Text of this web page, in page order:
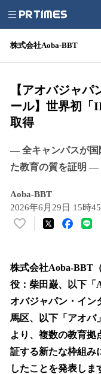
株式会社Aoba-BBT
【アオバジャ
ール】世界初「
取得
― 全キャンパスが国
た教育の質を証明 ―
Aoba-BBT
2026年6月29日 15時
い
！
を
読
み
込
み
中
で
株式会社Aoba-BBT
役：柴田巌、以下「
オバジャパン・イン
馬区、以下「アオバ
より、複数の教育拠
証する新たな枠組み
したことを発表しま